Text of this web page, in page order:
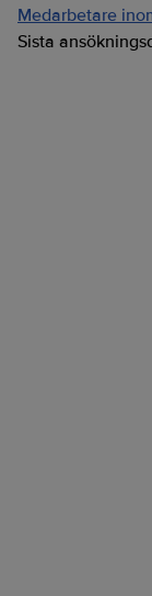
Medarbetare
Sista